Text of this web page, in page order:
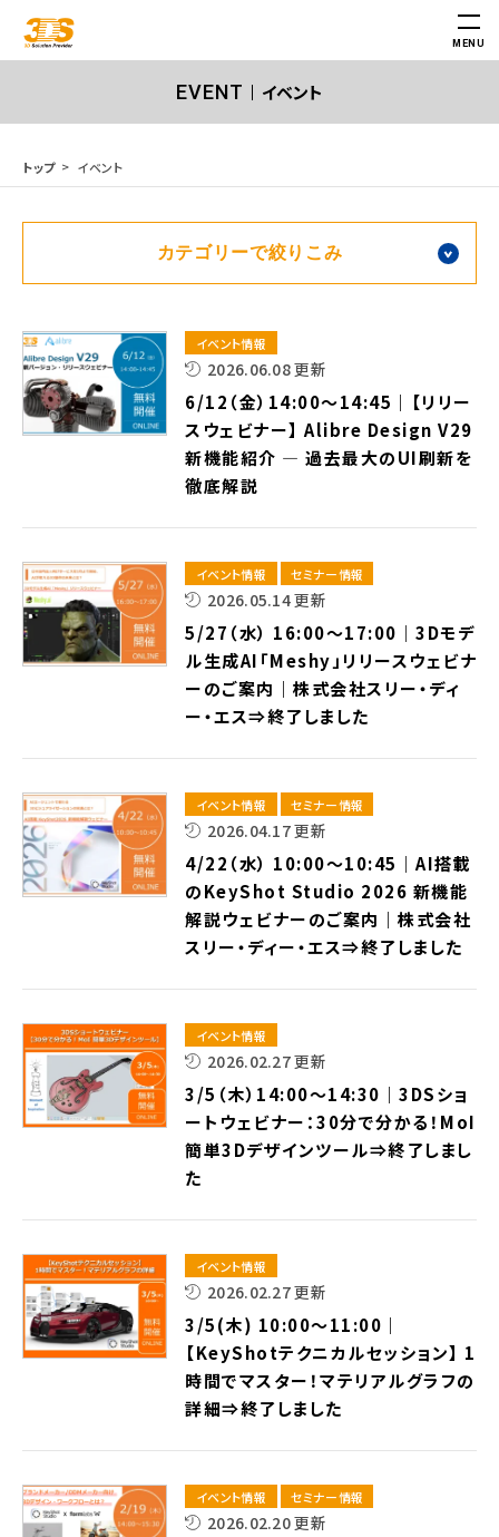
MENU
EVENT イベント
トップ イベント
イベント情報
2026.06.08 更新
6/12（金）14:00～14:45｜【リリー
スウェビナー】 Alibre Design V29
新機能紹介 — 過去最大のUI刷新を
徹底解説
イベント情報 セミナー情報
2026.05.14 更新
5/27（水） 16:00～17:00｜3Dモデ
ル生成AI「Meshy」リリースウェビナ
ーのご案内｜株式会社スリー・ディ
ー・エス⇒終了しました
イベント情報 セミナー情報
2026.04.17 更新
4/22（水） 10:00～10:45｜AI搭載
のKeyShot Studio 2026 新機能
解説ウェビナーのご案内｜株式会社
スリー・ディー・エス⇒終了しました
イベント情報
2026.02.27 更新
3/5（木）14:00～14:30｜3DSショ
ートウェビナー：30分で分かる！MoI
簡単3Dデザインツール⇒終了しまし
た
イベント情報
2026.02.27 更新
3/5(木) 10:00～11:00｜
【KeyShotテクニカルセッション】 1
時間でマスター！マテリアルグラフの
詳細⇒終了しました
イベント情報 セミナー情報
2026.02.20 更新